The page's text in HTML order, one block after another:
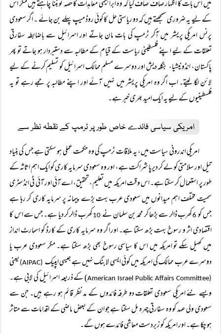
میں اس بات کا اظہار صاف صاف کیا کہ وہ ابراہیمی معاہدات کا حصہ تو بننا چاہتے ہیں مگر اس
کے لیے یہ ضروری سمجھتے ہیں کہ دو ریاستی حل کا کوئی روڈ میپ پہلے بن جائے ۔ اگر سعودی
پرنس امریکی پریشر میں آکر ٹرمپ کی بات مان جاتے اور اسرائیل سے باضابطہ سفارتی
تعلقات کے لیے اپنے فلسطینی ریاست کے قیام کے مطالبہ سے دستبردار ہو جاتے تو پھر
پاکستان، انڈونیشیا، بنگلہ دیش اور دوسرے مسلم ممالک اسرائیل کو تسلیم کرنے کے لیے
لائن لگا لیتے۔ اب اگر وہ امریکی پریشر میں نہیں آئے اور اپنے مطالبہ پر جمے رہے تو یہ
فلسطینیوں کے لیے یہ ایک امید بھری خبر ہے۔
امریکی سیاسی فائدے خاص طور پر ٹرمپ کے نقطہ نظر سے
امریکی اندرونی سیاست میں، یہ ملاقات ٹرمپ کی وہ حکمت عملی ہو سکتی ہے جس کی بنیاد
تیل اور سلامتی کو لے کر دیرپا شراکت ہے، اور وہ سعودی سرمایہ کاری کو ایک اہم اثاثہ کے
طور پر استعمال کر سکتا ہے۔ اس وقت امریکہ میں تعلیم، تحقیق، اے آئی اور آئی ٹی انڈسٹری
سمیت مختلف اہم میدانوں میں سعودی عرب بہت بڑے پیمانہ پر سرمایہ کاری کر رہا ہے
جس کو6 کھرب ڈالر سے بڑھا کر محمد بن سلمان نے
کھرب ڈالر کر دیا ہے۔ جس سے اس کا
اقتصادی اثر و رسوخ بہت بڑھ سکتا ہے۔ اور اگر وہ سرمایہ کاری کے کارڈ کو اسمارٹ انداز
میں کھیل سکے تو امریکہ میں اس کا سیاسی رسوخ بھی بڑھ سکتا ہے۔ مگر سعودی عرب یا
دوسرے عرب ممالک کی امریکہ میں کوئی ایسی لابنگ نہیں ہے جیسی ایپیک (AIPAC) یعنی
(
American Israel Public Affairs Committee) کے ذریعہ اسرائیل کی لابی ہے۔
ویسے نئے امریکی سعودی تعلقات دو طرفہ فائدوں کے مد نظر قائم ہو رہے ہیں۔ جن سے
سعودی ولی عہد کو وہ سفارتی چہرہ مل سکتا ہے جو ان کے بعض ماضی کے اقدامات سے متاثر
ہو چکا ہے۔ اور امریکہ کو زبردست معاشی فائدے ہوں گے۔